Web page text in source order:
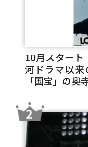
10月スタート
河ドラマ以
「国宝」の奥